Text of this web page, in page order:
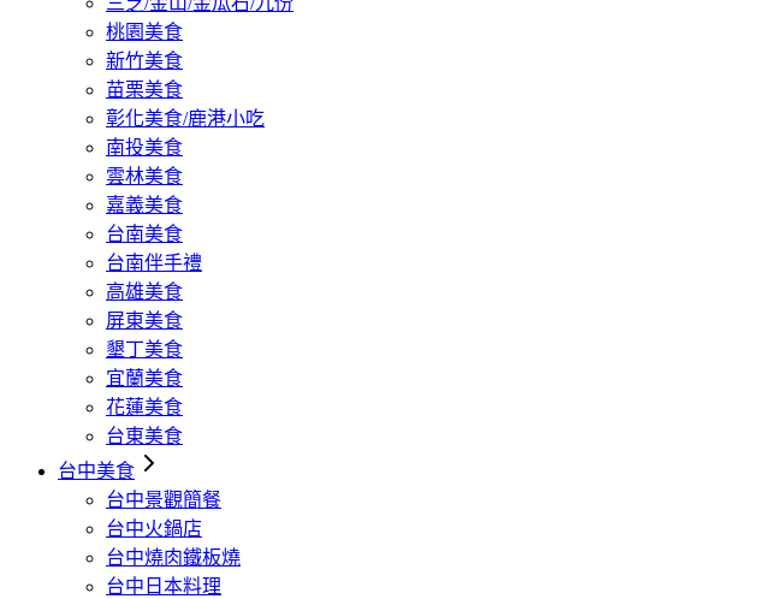
桃園美食
新竹美食
苗栗美食
彰化美食/鹿港小吃
南投美食
雲林美食
嘉義美食
台南美食
台南伴手禮
高雄美食
屏東美食
墾丁美食
宜蘭美食
花蓮美食
台東美食
台中美食
台中景觀簡餐
台中火鍋店
台中燒肉鐵板燒
台中日本料理